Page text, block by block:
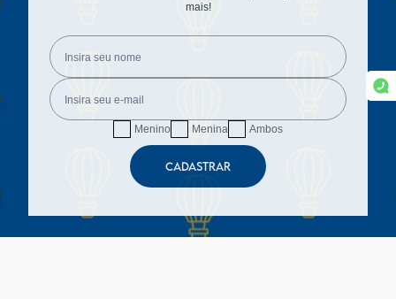
mais!
Menino Menina Ambos
CADASTRAR